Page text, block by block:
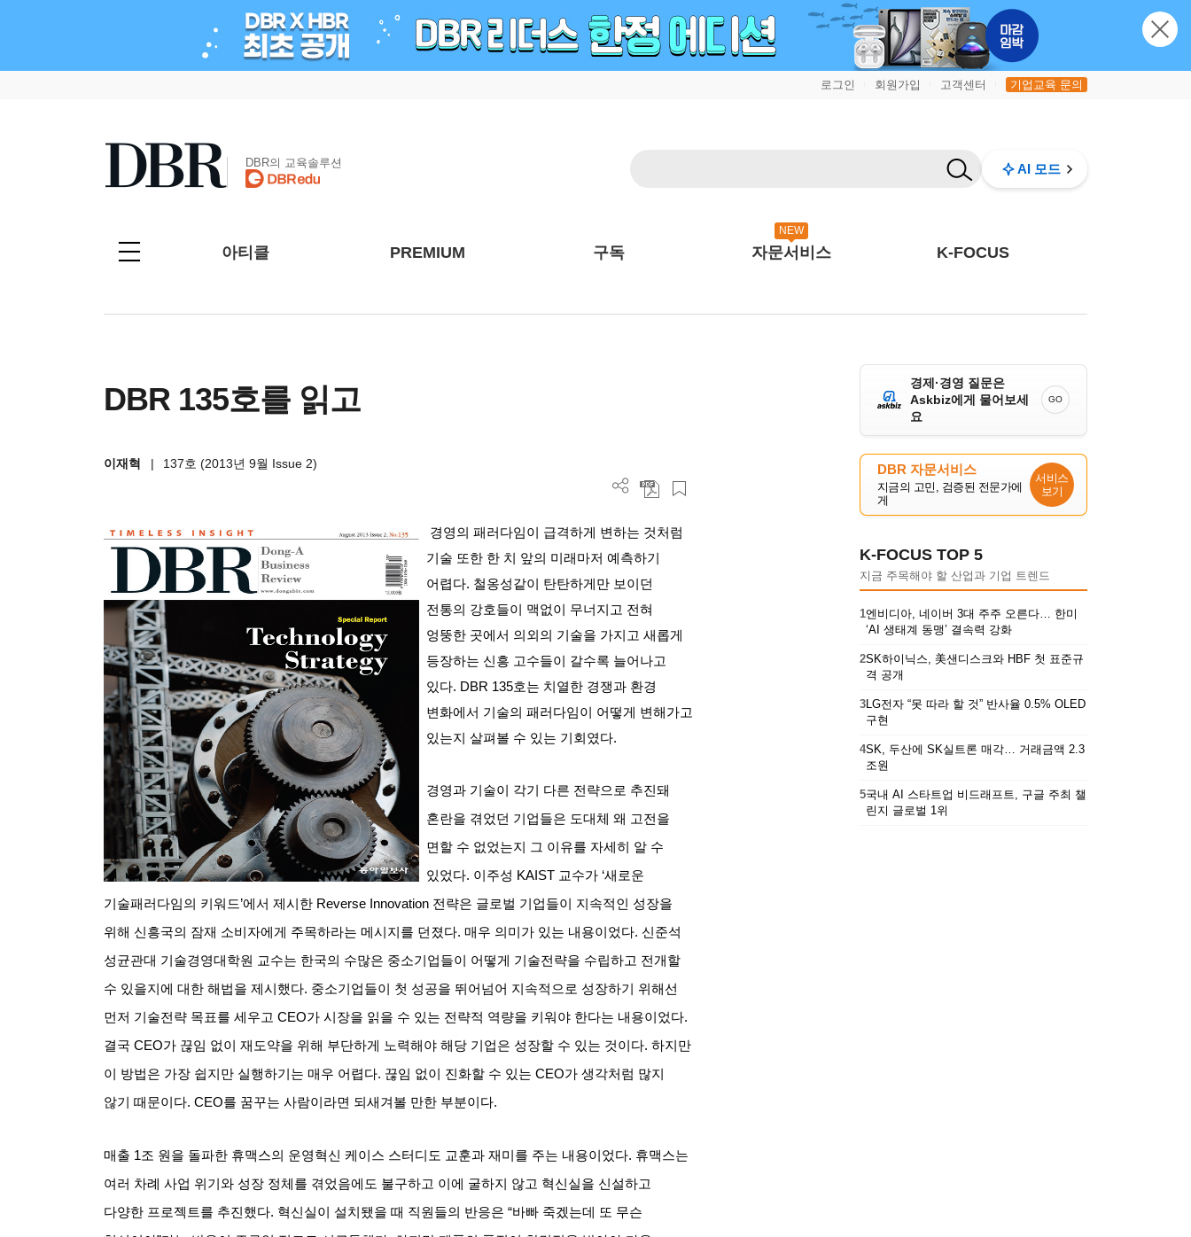
로그인 회원가입 고객센터 기업교육 문의
DBR의 교육솔루션 AI 모드
아티클 PREMIUM 구독
NEW
자문서비스 K-FOCUS
DBR 135호를 읽고
이재혁 | 137호 (2013년 9월 Issue 2)
경영의 패러다임이 급격하게 변하는 것처럼
기술 또한 한 치 앞의 미래마저 예측하기
어렵다. 철옹성같이 탄탄하게만 보이던
전통의 강호들이 맥없이 무너지고 전혀
엉뚱한 곳에서 의외의 기술을 가지고 새롭게
등장하는 신흥 고수들이 갈수록 늘어나고
있다. DBR 135호는 치열한 경쟁과 환경
변화에서 기술의 패러다임이 어떻게 변해가고
있는지 살펴볼 수 있는 기회였다.
경영과 기술이 각기 다른 전략으로 추진돼
혼란을 겪었던 기업들은 도대체 왜 고전을
면할 수 없었는지 그 이유를 자세히 알 수
있었다. 이주성 KAIST 교수가 ‘새로운
기술패러다임의 키워드’에서 제시한 Reverse Innovation 전략은 글로벌 기업들이 지속적인 성장을
위해 신흥국의 잠재 소비자에게 주목하라는 메시지를 던졌다. 매우 의미가 있는 내용이었다. 신준석
성균관대 기술경영대학원 교수는 한국의 수많은 중소기업들이 어떻게 기술전략을 수립하고 전개할
수 있을지에 대한 해법을 제시했다. 중소기업들이 첫 성공을 뛰어넘어 지속적으로 성장하기 위해선
먼저 기술전략 목표를 세우고 CEO가 시장을 읽을 수 있는 전략적 역량을 키워야 한다는 내용이었다.
결국 CEO가 끊임 없이 재도약을 위해 부단하게 노력해야 해당 기업은 성장할 수 있는 것이다. 하지만
이 방법은 가장 쉽지만 실행하기는 매우 어렵다. 끊임 없이 진화할 수 있는 CEO가 생각처럼 많지
않기 때문이다. CEO를 꿈꾸는 사람이라면 되새겨볼 만한 부분이다.
매출 1조 원을 돌파한 휴맥스의 운영혁신 케이스 스터디도 교훈과 재미를 주는 내용이었다. 휴맥스는
여러 차례 사업 위기와 성장 정체를 겪었음에도 불구하고 이에 굴하지 않고 혁신실을 신설하고
다양한 프로젝트를 추진했다. 혁신실이 설치됐을 때 직원들의 반응은 “바빠 죽겠는데 또 무슨
경제·경영 질문은
Askbiz에게 물어보세
요
GO
DBR 자문서비스
지금의 고민, 검증된 전문가에
게
서비스
보기
K-FOCUS TOP 5
지금 주목해야 할 산업과 기업 트렌드
1엔비디아, 네이버 3대 주주 오른다… 한미
‘AI 생태계 동맹’ 결속력 강화
2SK하이닉스, 美샌디스크와 HBF 첫 표준규
격 공개
3LG전자 “못 따라 할 것” 반사율 0.5% OLED
구현
4SK, 두산에 SK실트론 매각… 거래금액 2.3
조원
5국내 AI 스타트업 비드래프트, 구글 주최 챌
린지 글로벌 1위